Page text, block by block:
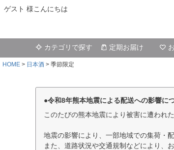
ゲスト 様こんにちは
カテゴリで探す 定期お届け
HOME 日本酒 季節限定
●令和8年熊本地震による配送への影響に
このたびの熊本地震により被害に遭われ
地震の影響により、一部地域での集荷・
また、道路状況や交通規制などにより、